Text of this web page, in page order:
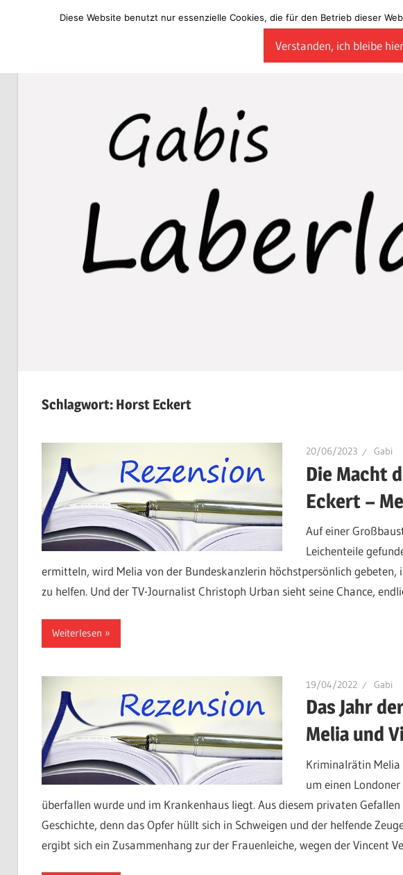
Schlagwort: Horst Eckert
20/06/2023 Gabi
Die Macht
Eckert –
Auf einer
Leichenteile
ermitteln, wird Melia von der Bundeskanzlerin höchstpersönlich
zu helfen. Und der TV-Journalist Christoph Urban sieht seine Chance,
Weiterlesen
19/04/2022 Gabi
Das Jahr
Melia und
Kriminalrätin Melia
um einen
überfallen wurde und im Krankenhaus liegt. Aus diesem privaten
Geschichte, denn das Opfer hüllt sich in Schweigen und der helfende
ergibt sich ein Zusammenhang zur der Frauenleiche, wegen der Vincent
Diese Website benutzt nur essenzielle Cookies, die für den Betrieb dieser
Verstanden, ich bleibe hier